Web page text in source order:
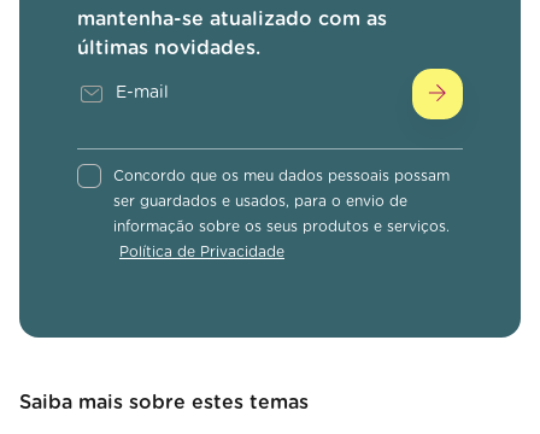
mantenha-se atualizado com as
últimas novidades.
Concordo que os meu dados pessoais possam
ser guardados e usados, para o envio de
informação sobre os seus produtos e serviços.
Política de Privacidade
Saiba mais sobre estes temas